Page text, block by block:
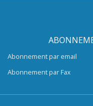
Abonnement par email
Abonnement par Fax